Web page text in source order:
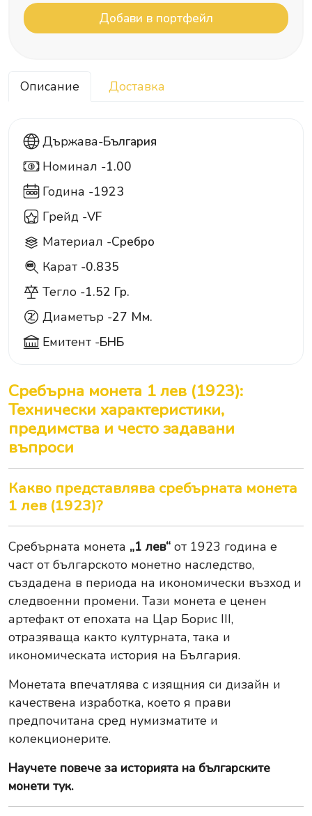
Описание Доставка
Държава-България
1 Номинал -1.00
Година -1923
Грейд -VF
Материал -Сребро
835 Карат -0.835
Тегло -1.52 Гр.
Диаметър -27 Мм.
Емитент -БНБ
Сребърна монета 1 лев (1923):
Технически характеристики,
предимства и често задавани
въпроси
Какво представлява сребърната монета
1 лев (1923)?
Сребърната монета „1 лев“ от 1923 година е
част от българското монетно наследство,
създадена в периода на икономически възход и
следвоенни промени. Тази монета е ценен
артефакт от епохата на Цар Борис III,
отразяваща както културната, така и
икономическата история на България.
Монетата впечатлява с изящния си дизайн и
качествена изработка, което я прави
предпочитана сред нумизматите и
колекционерите.
Научете повече за историята на българските
монети тук.